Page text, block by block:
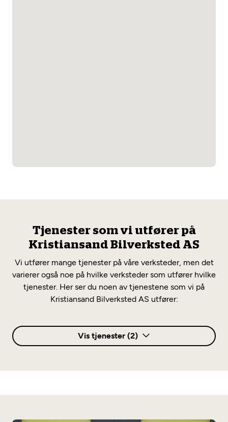
Tjenester som vi utfører på
Kristiansand Bilverksted AS
Vi utfører mange tjenester på våre verksteder, men det
varierer også noe på hvilke verksteder som utfører hvilke
tjenester. Her ser du noen av tjenestene som vi på
Kristiansand Bilverksted AS utfører:
Vis tjenester (2)
Flåteverksted